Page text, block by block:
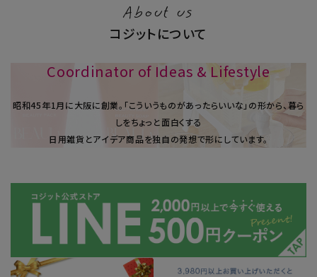
About us
コジットについて
Coordinator of Ideas & Lifestyle
昭和45年1⽉に大阪に創業。「こういうものがあったらいいな」の形から、暮ら
しをちょっと面白くする
日用雑貨とアイデア商品を独自の発想で形にしています。